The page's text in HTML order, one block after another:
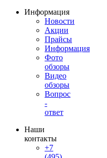
Информация
Новости
Акции
Прайсы
Информация
Фото
обзоры
Видео
обзоры
Вопрос
-
ответ
Наши
контакты
+7